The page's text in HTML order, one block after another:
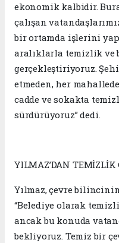
ekonomik kalbidir.
çalışan
bir ortamda işlerini
aralıklarla temizlik ve
gerçekleştiriyoruz.
etmeden, her
cadde ve sokakta
sürdürüyoruz” dedi.
YILMAZ’DAN TEMİZLİK
Yılmaz, çevre
“Belediye olarak
ancak bu konuda
bekliyoruz. Temiz bir